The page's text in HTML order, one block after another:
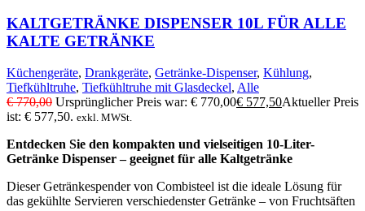
KALTGETRÄNKE DISPENSER 10L FÜR ALLE
KALTE GETRÄNKE
Küchengeräte, Drankgeräte, Getränke-Dispenser, Kühlung,
Tiefkühltruhe, Tiefkühltruhe mit Glasdeckel, Alle
€770,00 Ursprünglicher Preis war: € 770,00€ 577,50Aktueller Preis
ist: € 577,50. exkl. MWSt.
Entdecken Sie den kompakten und vielseitigen 10-Liter-
Getränke Dispenser – geeignet für alle Kaltgetränke
Dieser Getränkespender von Combisteel ist die ideale Lösung für
das gekühlte Servieren verschiedenster Getränke – von Fruchtsäften